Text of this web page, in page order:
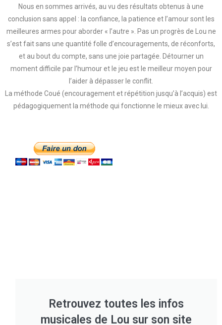
Nous en sommes arrivés, au vu des résultats obtenus à une
conclusion sans appel : la confiance, la patience et l’amour sont les
meilleures armes pour aborder « l’autre ». Pas un progrès de Lou ne
s’est fait sans une quantité folle d’encouragements, de réconforts,
et au bout du compte, sans une joie partagée. Détourner un
moment difficile par l’humour et le jeu est le meilleur moyen pour
l’aider à dépasser le conflit.
La méthode Coué (encouragement et répétition jusqu’à l’acquis) est
pédagogiquement la méthode qui fonctionne le mieux avec lui.
Retrouvez toutes les infos
musicales de Lou sur son site